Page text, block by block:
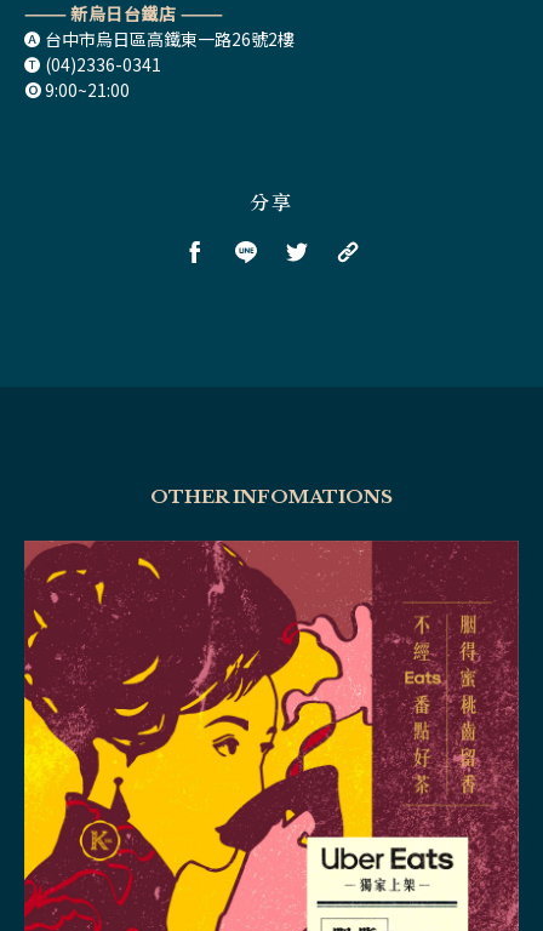
——— 新烏日台鐵店 ———
🅐 台中市烏日區高鐵東一路26號2樓
🅣 (04)2336-0341
🅞 9:00~21:00
分享
OTHER INFOMATIONS